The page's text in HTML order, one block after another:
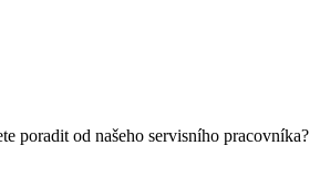
poradit od našeho servisního pracovníka?